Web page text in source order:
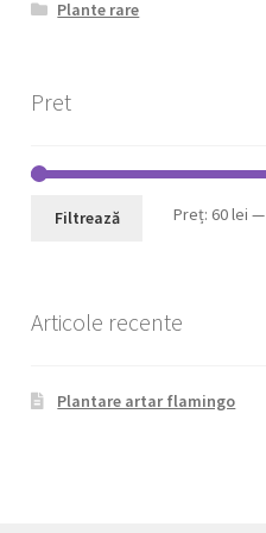
Plante rare
Pret
Filtrează Preț: 60 lei —
Articole recente
Plantare artar flamingo